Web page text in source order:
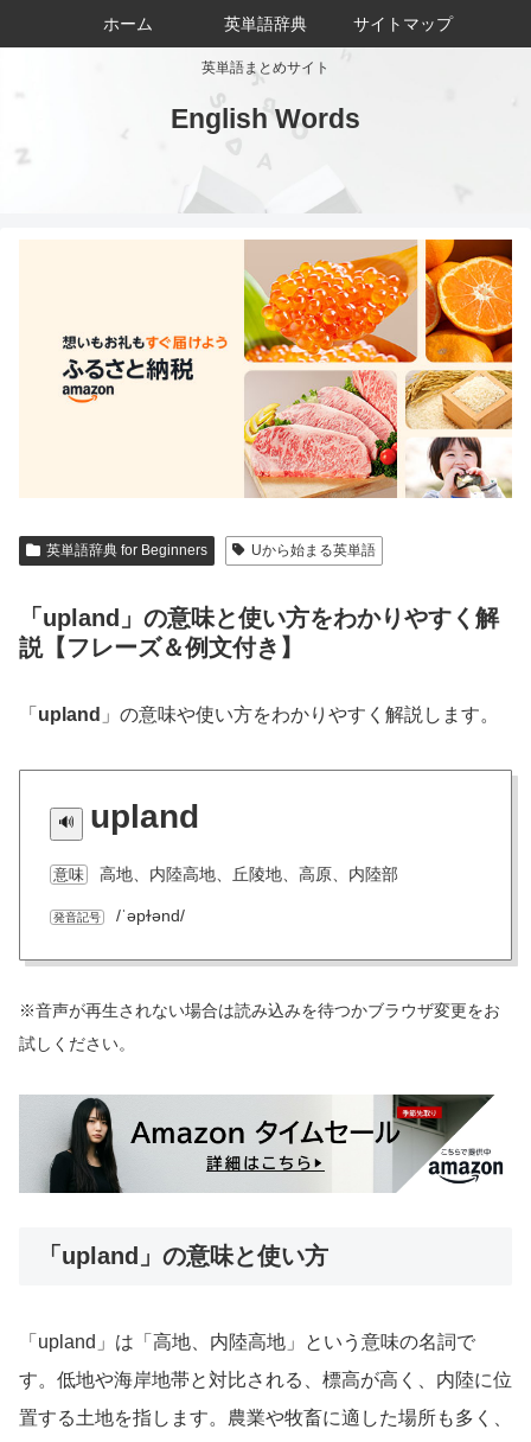
英単語まとめサイト
English Words
ホーム 英単語辞典 サイトマップ
英単語辞典 for Beginners Uから始まる英単語
「upland」の意味と使い方をわかりやすく解
説【フレーズ＆例文付き】
「 upland 」の意味や使い方をわかりやすく解説します。
upland
意味 高地、内陸高地、丘陵地、高原、内陸部
発音記号 /ˈəpɫənd/
※音声が再生されない場合は読み込みを待つかブラウザ変更をお
試しください。
「upland」の意味と使い方
「upland」は「高地、内陸高地」という意味の名詞で
す。低地や海岸地帯と対比される、標高が高く、内陸に位
置する土地を指します。農業や牧畜に適した場所も多く、